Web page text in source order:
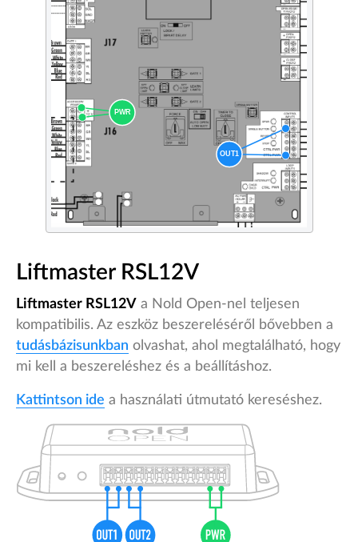
Liftmaster RSL12V
Liftmaster RSL12V a Nold Open-nel teljesen
kompatibilis. Az eszköz beszereléséről bővebben a
tudásbázisunkban olvashat, ahol megtalálható, hogy
mi kell a beszereléshez és a beállításhoz.
Kattintson ide a használati útmutató kereséshez.